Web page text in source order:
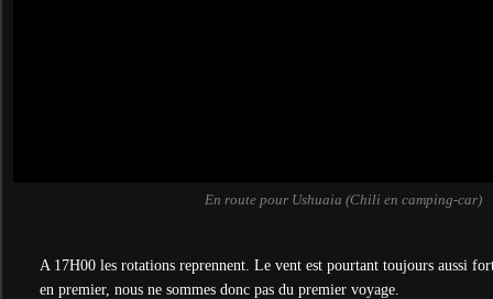
En route pour Ushuaia (Chili en camping-car)
A 17H00 les rotations reprennent. Le vent est pourtant toujours aussi
en premier, nous ne sommes donc pas du premier voyage.